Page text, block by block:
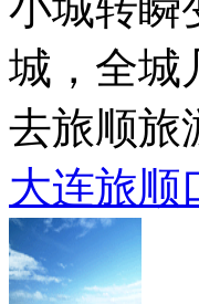
城，全城
去旅顺旅
大连旅顺